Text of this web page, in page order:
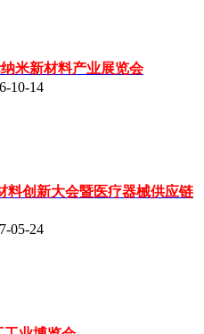
米新材料产业展览会
10-14
料创新大会暨医疗器械供应链
05-24